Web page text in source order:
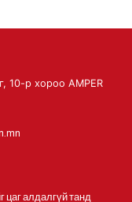
10-р хороо AMPER
цаг алдалгүй танд